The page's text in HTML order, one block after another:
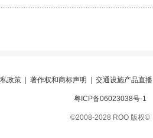
政策 著作权和商标声明 交通设施产品直播
粤ICP备06023038号-1
©2008-2028 ROO 版权©